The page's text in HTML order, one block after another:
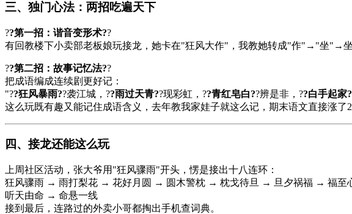
三、独门心法：两招吃遍天下
??第一招：谐音变形术??
有回教楼下小卖部老板娘玩接龙，她卡在"狂风大作"，我教她转成"作"→"坐"→
??第二招：故事记忆法??
把成语编成连续剧更好记：
"??狂风暴雨??袭江城，??雨过天青??现彩虹，??青红皂白??辨是非，??白手起家?
这么玩既有趣又能记住成语含义，去年教我家娃子就这么记，期末语文直接涨了
四、接龙还能这么玩
上周社区活动，张大爷用"狂风骤雨"开头，愣是接出十八连环：
狂风骤雨 → 雨打梨花 → 花好月圆 → 圆木警枕 → 枕戈待旦 → 旦夕祸福 → 福
听天由命 → 命悬一线
接到最后，连路过的外卖小哥都掏出手机查词典。